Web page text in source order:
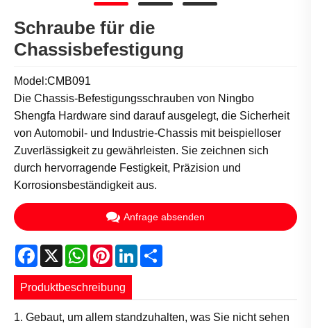
Schraube für die
Chassisbefestigung
Model:CMB091
Die Chassis-Befestigungsschrauben von Ningbo
Shengfa Hardware sind darauf ausgelegt, die Sicherheit
von Automobil- und Industrie-Chassis mit beispielloser
Zuverlässigkeit zu gewährleisten. Sie zeichnen sich
durch hervorragende Festigkeit, Präzision und
Korrosionsbeständigkeit aus.
Anfrage absenden
Facebook
X WhatsApp
PinterestLinkedIn
Produktbeschreibung
1. Gebaut, um allem standzuhalten, was Sie nicht sehen